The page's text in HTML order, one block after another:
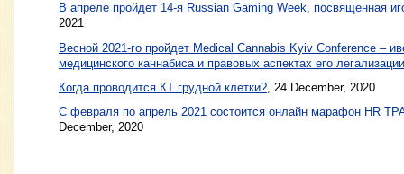
В апреле пройдет 14-я Russian Gaming Week, посвященная
2021
Весной 2021-го пройдет Medical Cannabis Kyiv Conference –
медицинского каннабиса и правовых аспектах его
Когда проводится КТ грудной клетки? , 24 December, 2020
С февраля по апрель 2021 состоится онлайн марафон HR
December, 2020